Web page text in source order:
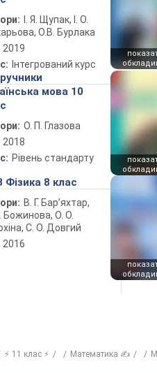
І. Я. Щупак, І. О.
О.В. Бурлака
2019
Інтегрований курс
мова 10
О. П. Глазова
2018
Рівень стандарту
Фізика 8 клас
В. Г. Бар’яхтар,
Божинова, О. О.
С. О. Довгий
2016
⚡ 11 клас ⚡ Математика ✍